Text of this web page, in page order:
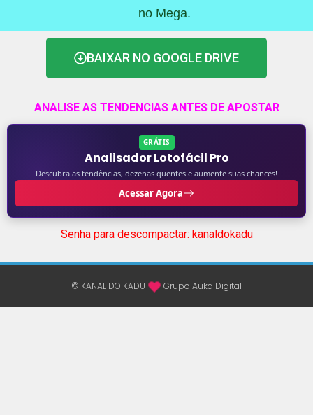
no Mega.
BAIXAR NO GOOGLE DRIVE
ANALISE AS TENDENCIAS ANTES DE APOSTAR
GRÁTIS
Analisador Lotofácil Pro
Descubra as tendências, dezenas quentes e aumente suas chances!
Acessar Agora
Senha para descompactar: kanaldokadu
© KANAL DO KADU Grupo Auka Digital